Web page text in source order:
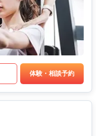
体験・相談予約